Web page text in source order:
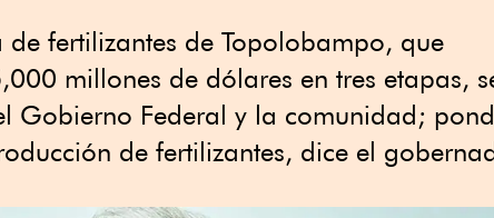
fertilizantes de Topolobampo, que
millones de dólares en tres etapas,
Gobierno Federal y la comunidad;
de fertilizantes, dice el